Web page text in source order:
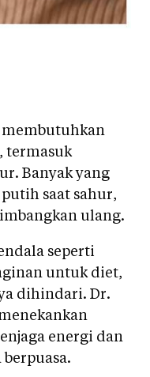
membutuhkan
termasuk
Banyak yang
saat sahur,
ulang.
seperti
untuk diet,
dihindari. Dr.
energi dan